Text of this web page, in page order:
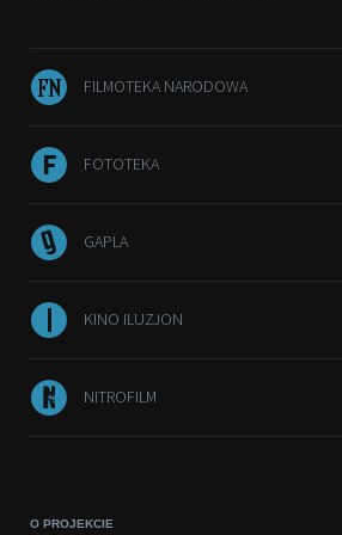
FILMOTEKA NARODOWA
FOTOTEKA
GAPLA
KINO ILUZJON
NITROFILM
O PROJEKCIE